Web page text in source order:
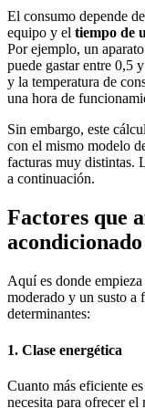
El consumo depende
equipo y el tiempo de
Por ejemplo, un
puede gastar entre 0,5
y la temperatura de
una hora de
Sin embargo, este
con el mismo modelo
facturas muy distintas.
a continuación.
Factores que
acondicionado
Aquí es donde
moderado y un susto a
determinantes:
1. Clase energética
Cuanto más eficiente
necesita para ofrecer